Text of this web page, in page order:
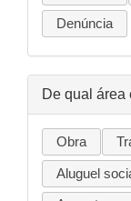
Denúncia
De qual área
Obra
Aluguel